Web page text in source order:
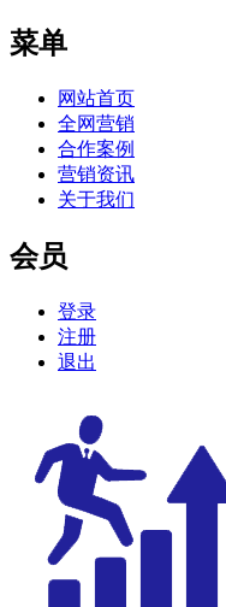
菜单
网站首页
全网营销
合作案例
营销资讯
关于我们
会员
登录
注册
退出